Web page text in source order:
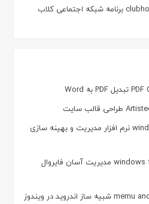
دانلود clubhouse 23.02.02 برنامه شبکه اجتماعی کلاب
دانلود windows manager 2.3.3 نرم افزار مدیریت و بهینه سازی
دانلود windows firewall control 6.26 مدیریت آسان فایروال